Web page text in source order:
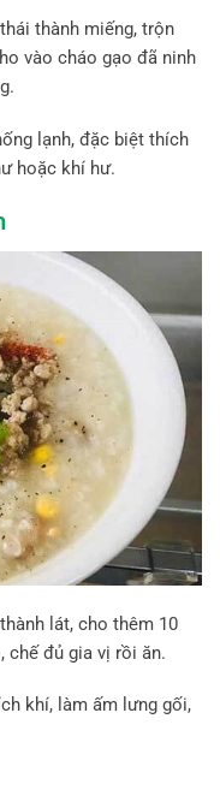
thành miếng, trộn
vào cháo gạo đã ninh
lạnh, đặc biệt thích
hoặc khí hư.
lát, cho thêm 10
chế đủ gia vị rồi ăn.
khí, làm ấm lưng gối,